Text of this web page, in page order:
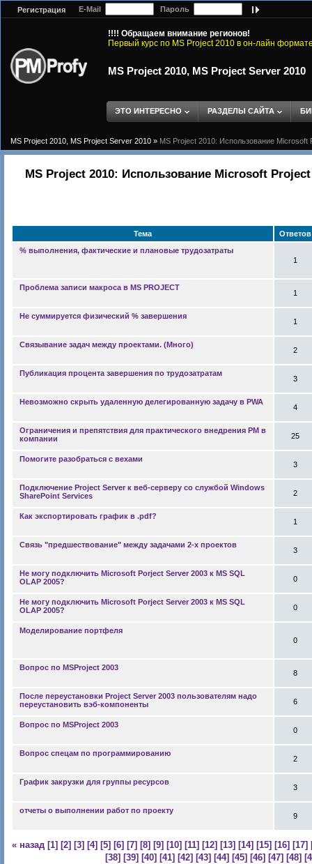
Регистрация E-Mail Пароль
!!!! Обращаем внимание регионов!
Первый курс по MS Project 2010 в он-лайн
MS Project 2010, MS Project Server 2010
ЭТО ИНТЕРЕСНО РАЗДЕЛЫ САЙТА
MS Project 2010, MS Project Server 2010 » MS Project 2010: Использование Microsoft
MS Project 2010: Использование Microsoft
Тема
Ответов
% выполнения, фактические и плановые трудозатраты
1
Проблема записи макроса в MS PROJECT
1
Не суммируется физический % завершения
1
Связывание задач между проектами. (Много)
2
Публикация процента завершения по трудозатратам
3
Невозможно скрыть удаленную делегированную задачу в PWA
4
Ограничения и препятствия для практического внедрения РМ в
компании
25
Помогите разобраться с вехами
3
Подключение Project Server к веб-серверу со службой Windows
SharePoint Services
2
Как экспортировать график в .pdf?
1
Связь "предшествование" между задачами 2-х проектов
3
Не могу подключить Microsoft Porject Server 2003 к MS SQL
OLAP 2005?
0
Не могу подключить Microsoft Porject Server 2003 к MS SQL
OLAP 2005?
0
Моделирование портфеля
0
Вопрос по MSProject 2003
8
После переустановки Project Server 2003 пользователям надо
переустановить вэб-компоненты
6
Вопрос по MSProject 2003
0
Вопрос спецам по программированию
2
График закрузки для группы ресурсов
3
отчеты о выполнении работ по проекту
9
« назад [1] [2] [3] [4] [5] [6] [7] [8] [9] [10] [11] [12] [13] [14] [15] [16] [17]
[38] [39] [40] [41] [42] [43] [44] [45] [46] [47] [48]